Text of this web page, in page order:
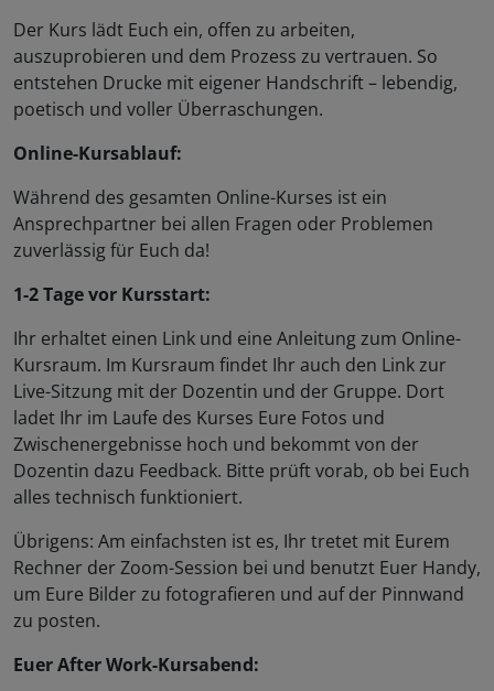
Der Kurs lädt Euch ein, offen zu arbeiten,
auszuprobieren und dem Prozess zu vertrauen. So
entstehen Drucke mit eigener Handschrift – lebendig,
poetisch und voller Überraschungen.
Online-Kursablauf:
Während des gesamten Online-Kurses ist ein
Ansprechpartner bei allen Fragen oder Problemen
zuverlässig für Euch da!
1-2 Tage vor Kursstart:
Ihr erhaltet einen Link und eine Anleitung zum Online-
Kursraum. Im Kursraum findet Ihr auch den Link zur
Live-Sitzung mit der Dozentin und der Gruppe. Dort
ladet Ihr im Laufe des Kurses Eure Fotos und
Zwischenergebnisse hoch und bekommt von der
Dozentin dazu Feedback. Bitte prüft vorab, ob bei Euch
alles technisch funktioniert.
Übrigens: Am einfachsten ist es, Ihr tretet mit Eurem
Rechner der Zoom-Session bei und benutzt Euer Handy,
um Eure Bilder zu fotografieren und auf der Pinnwand
zu posten.
Euer After Work-Kursabend: